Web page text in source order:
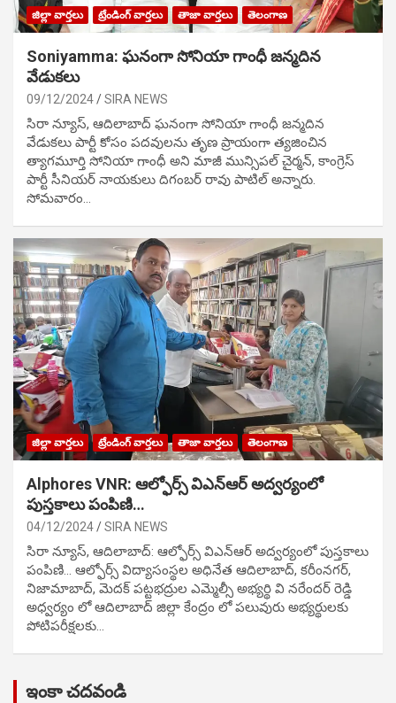
జిల్లా వార్తలు ట్రేండింగ్ వార్తలు తాజా వార్తలు తెలంగాణ
Soniyamma: ఘ‌నంగా సోనియా గాంధీ జ‌న్మ‌దిన
వేడుక‌లు
09/12/2024 SIRA NEWS
సిరా న్యూస్, ఆదిలాబాద్ ఘ‌నంగా సోనియా గాంధీ జ‌న్మ‌దిన
వేడుక‌లు పార్టీ కోసం ప‌ద‌వుల‌ను తృణ ప్రాయంగా త్య‌జించిన
త్యాగమూర్తి సోనియా గాంధీ అని మాజీ మున్సిప‌ల్ చైర్మ‌న్, కాంగ్రెస్
పార్టీ సీనియ‌ర్ నాయ‌కులు దిగంబ‌ర్ రావు పాటిల్ అన్నారు.
సోమవారం…
జిల్లా వార్తలు ట్రేండింగ్ వార్తలు తాజా వార్తలు తెలంగాణ
Alphores VNR: ఆల్ఫోర్స్ విఎన్ఆర్ అద్వర్యంలో
పుస్తకాలు పంపిణి…
04/12/2024 SIRA NEWS
సిరా న్యూస్, ఆదిలాబాద్: ఆల్ఫోర్స్ విఎన్ఆర్ అద్వర్యంలో పుస్తకాలు
పంపిణి… ఆల్ఫోర్స్ విద్యాసంస్థల అధినేత ఆదిలాబాద్, కరీంనగర్,
నిజామాబాద్, మెదక్ పట్టభద్రుల ఎమ్మెల్సీ అభ్యర్థి వి నరేందర్ రెడ్డి
అధ్వర్యం లో ఆదిలాబాద్ జిల్లా కేంద్రం లో పలువురు అభ్యర్థులకు
పోటిప‌రీక్ష‌ల‌కు…
ఇంకా చదవండి